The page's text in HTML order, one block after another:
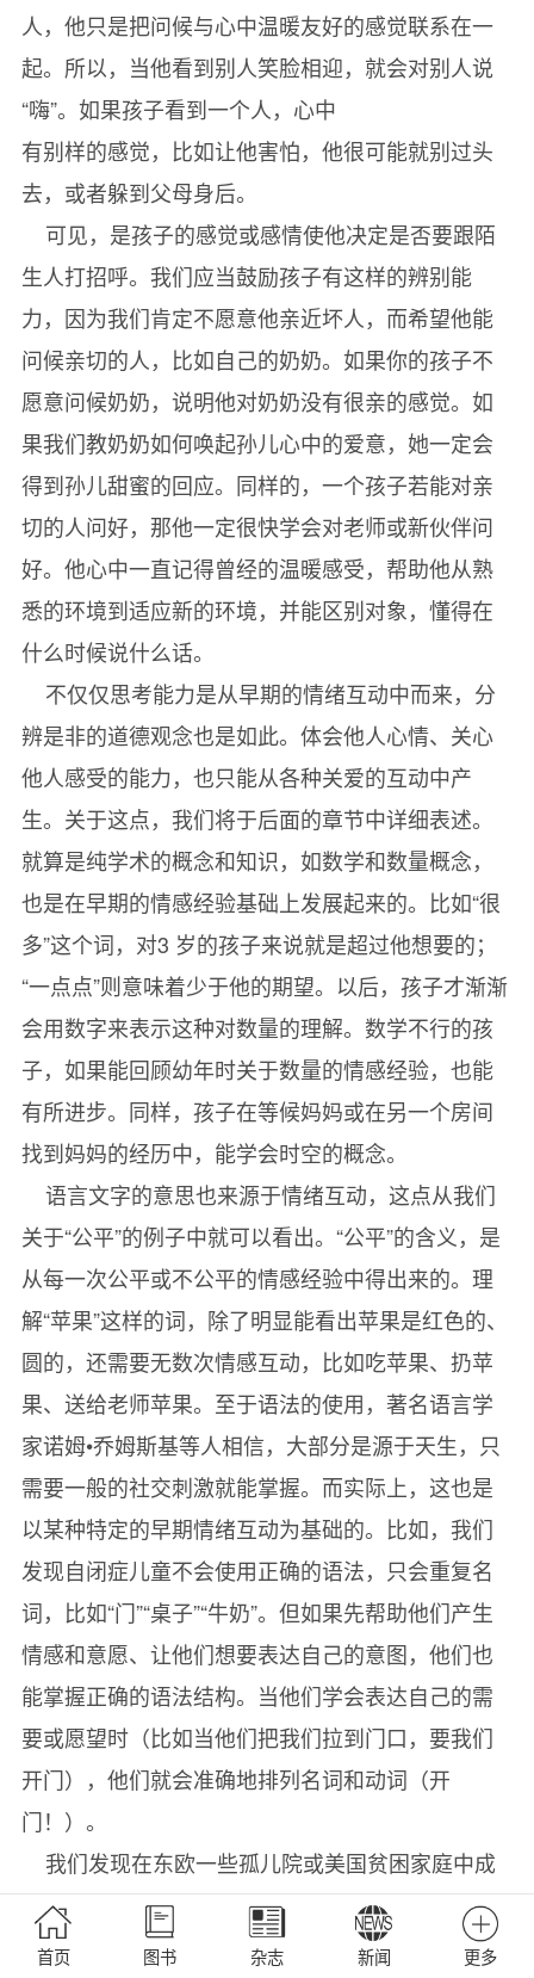
人，他只是把问候与心中温暖友好的感觉联系在一
起。所以，当他看到别人笑脸相迎，就会对别人说
“嗨”。如果孩子看到一个人，心中
有别样的感觉，比如让他害怕，他很可能就别过头
去，或者躲到父母身后。
可见，是孩子的感觉或感情使他决定是否要跟陌
生人打招呼。我们应当鼓励孩子有这样的辨别能
力，因为我们肯定不愿意他亲近坏人，而希望他能
问候亲切的人，比如自己的奶奶。如果你的孩子不
愿意问候奶奶，说明他对奶奶没有很亲的感觉。如
果我们教奶奶如何唤起孙儿心中的爱意，她一定会
得到孙儿甜蜜的回应。同样的，一个孩子若能对亲
切的人问好，那他一定很快学会对老师或新伙伴问
好。他心中一直记得曾经的温暖感受，帮助他从熟
悉的环境到适应新的环境，并能区别对象，懂得在
什么时候说什么话。
不仅仅思考能力是从早期的情绪互动中而来，分
辨是非的道德观念也是如此。体会他人心情、关心
他人感受的能力，也只能从各种关爱的互动中产
生。关于这点，我们将于后面的章节中详细表述。
就算是纯学术的概念和知识，如数学和数量概念，
也是在早期的情感经验基础上发展起来的。比如“很
多”这个词，对3 岁的孩子来说就是超过他想要的；
“一点点”则意味着少于他的期望。以后，孩子才渐渐
会用数字来表示这种对数量的理解。数学不行的孩
子，如果能回顾幼年时关于数量的情感经验，也能
有所进步。同样，孩子在等候妈妈或在另一个房间
找到妈妈的经历中，能学会时空的概念。
语言文字的意思也来源于情绪互动，这点从我们
关于“公平”的例子中就可以看出。“公平”的含义，是
从每一次公平或不公平的情感经验中得出来的。理
解“苹果”这样的词，除了明显能看出苹果是红色的、
圆的，还需要无数次情感互动，比如吃苹果、扔苹
果、送给老师苹果。至于语法的使用，著名语言学
家诺姆•乔姆斯基等人相信，大部分是源于天生，只
需要一般的社交刺激就能掌握。而实际上，这也是
以某种特定的早期情绪互动为基础的。比如，我们
发现自闭症儿童不会使用正确的语法，只会重复名
词，比如“门”“桌子”“牛奶”。但如果先帮助他们产生
情感和意愿、让他们想要表达自己的意图，他们也
能掌握正确的语法结构。当他们学会表达自己的需
要或愿望时（比如当他们把我们拉到门口，要我们
开门），他们就会准确地排列名词和动词（开
门！）。
我们发现在东欧一些孤儿院或美国贫困家庭中成
长的孩子也带有类似特征，因为他们缺乏“表达意愿”
的互动机会。即使是在普通环境中长大的婴儿，也
首页 图书 杂志 新闻 更多